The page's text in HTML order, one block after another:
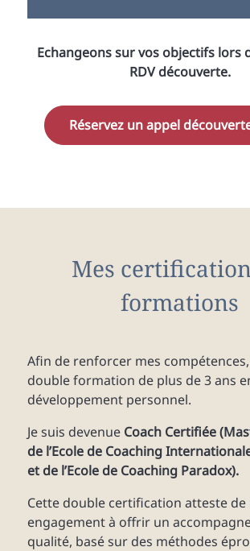
Echangeons sur vos objectifs lors
RDV découverte.
Réservez un appel
Mes
formations
Afin de renforcer mes compétences,
double formation de plus de 3 ans
développement personnel.
Je suis devenueCoach Certifiée
de l’Ecole de Coaching
et de l’Ecole de Coaching Paradox).
Cette double certification atteste de
engagement à offrir un
qualité, basé sur des méthodes